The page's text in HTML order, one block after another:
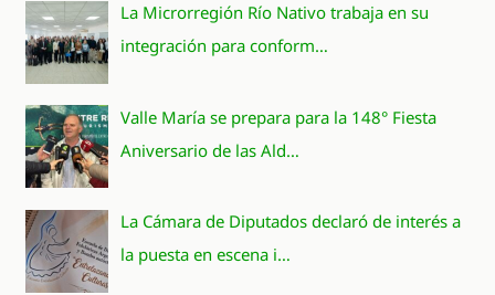
La Microrregión Río Nativo trabaja en su
integración para conform…
Valle María se prepara para la 148° Fiesta
Aniversario de las Ald…
La Cámara de Diputados declaró de interés a
la puesta en escena i…